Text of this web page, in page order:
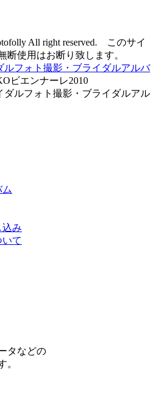
All right reserved. このサイ
断使用はお断り致します。
ルフォト撮影・ブライダルアルバ
ビエンナーレ2010
込み
て
タなどの
。